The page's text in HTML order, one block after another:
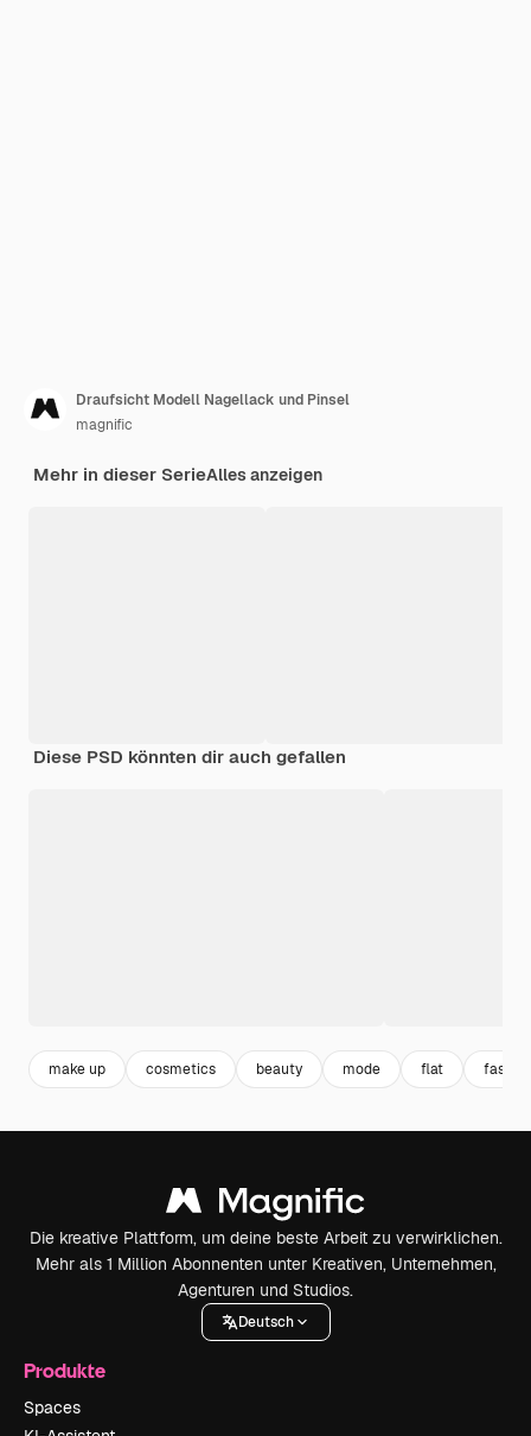
Draufsicht Modell Nagellack und Pinsel
magnific
Mehr in dieser SerieAlles anzeigen
Diese PSD könnten dir auch gefallen
make up cosmetics beauty mode flat
Die kreative Plattform, um deine beste Arbeit zu verwirklichen.
Mehr als 1 Million Abonnenten unter Kreativen, Unternehmen,
Agenturen und Studios.
Deutsch
Produkte
Spaces